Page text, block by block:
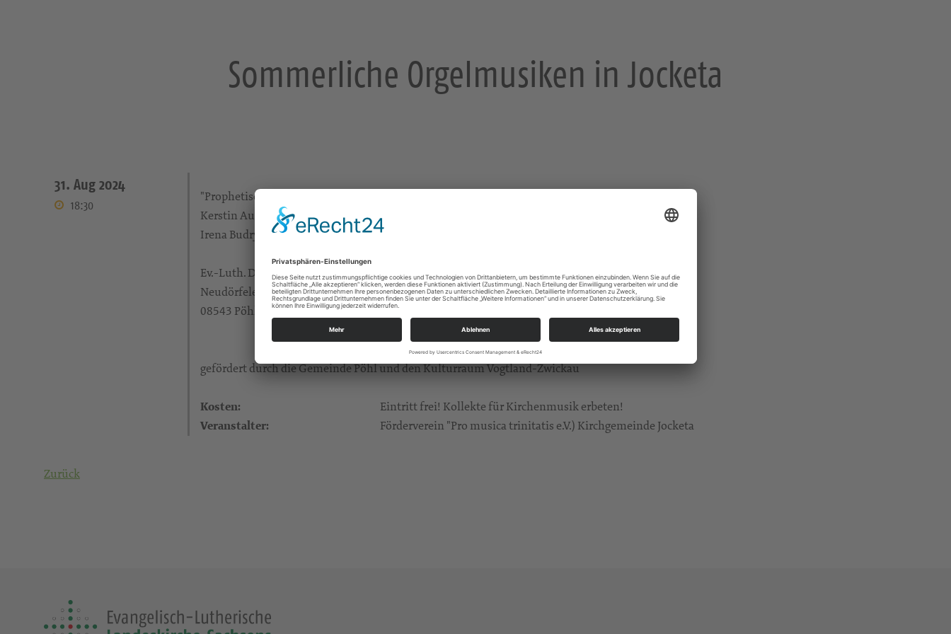
Sommerliche Orgelmusiken in Jocketa
31. Aug 2024
18:30
"Prophetisch. Poetisch" aus Dresden
Kerstin Auerbach (Alt)
Irena Budryte-Kummer (Orgel)
Ev.-Luth. Dreifaltigkeitskirche Jocketa
Neudörfeler Str. 10
08543 Pöhl
gefördert durch die Gemeinde Pöhl und den Kulturraum Vogtland-Zwickau
Kosten: Eintritt frei! Kollekte für Kirchenmusik erbeten!
Veranstalter: Förderverein "Pro musica trinitatis e.V.) Kirchgemeinde Jocketa
Zurück